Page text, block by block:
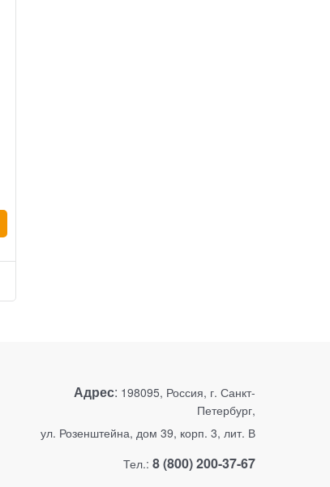
Адрес: 198095, Россия, г. Санкт-
Петербург,
ул. Розенштейна, дом 39, корп. 3, лит. В
Тел.: 8 (800) 200-37-67